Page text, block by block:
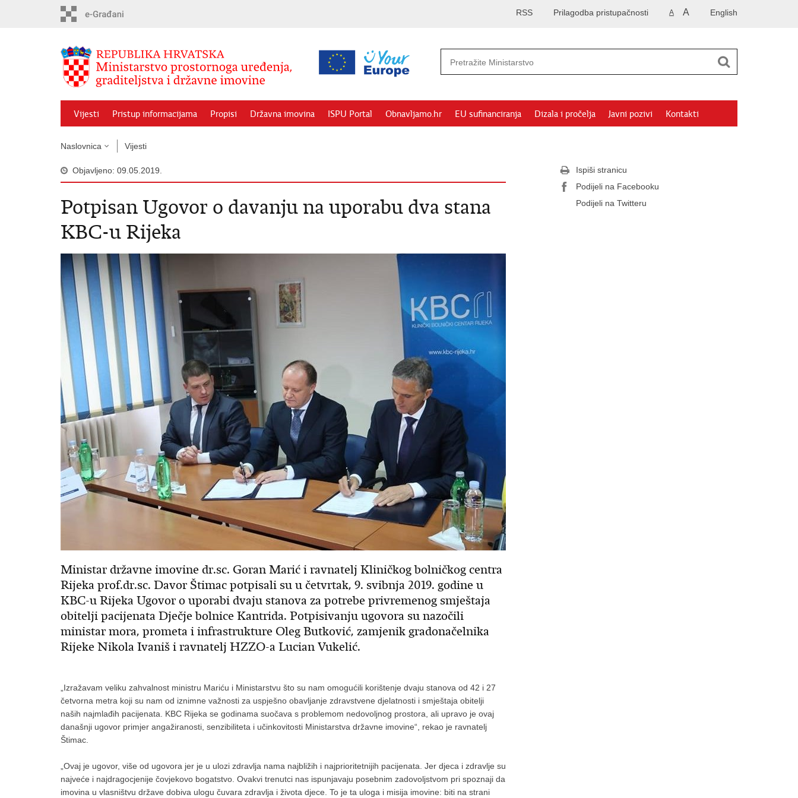
English
A A
Prilagodba pristupačnosti
RSS
Vijesti Pristup informacijama Propisi Državna imovina ISPU Portal Obnavljamo.hr EU sufinanciranja Dizala i pročelja Javni pozivi Kontakti
Naslovnica Vijesti
Objavljeno: 09.05.2019.
Potpisan Ugovor o davanju na uporabu dva stana
KBC-u Rijeka
Ministar državne imovine dr.sc. Goran Marić i ravnatelj Kliničkog bolničkog centra
Rijeka prof.dr.sc. Davor Štimac potpisali su u četvrtak, 9. svibnja 2019. godine u
KBC-u Rijeka Ugovor o uporabi dvaju stanova za potrebe privremenog smještaja
obitelji pacijenata Dječje bolnice Kantrida. Potpisivanju ugovora su nazočili
ministar mora, prometa i infrastrukture Oleg Butković, zamjenik gradonačelnika
Rijeke Nikola Ivaniš i ravnatelj HZZO-a Lucian Vukelić.
„Izražavam veliku zahvalnost ministru Mariću i Ministarstvu što su nam omogućili korištenje dvaju stanova od 42 i 27
četvorna metra koji su nam od iznimne važnosti za uspješno obavljanje zdravstvene djelatnosti i smještaja obitelji
naših najmlađih pacijenata. KBC Rijeka se godinama suočava s problemom nedovoljnog prostora, ali upravo je ovaj
današnji ugovor primjer angažiranosti, senzibiliteta i učinkovitosti Ministarstva državne imovine“, rekao je ravnatelj
Štimac.
„Ovaj je ugovor, više od ugovora jer je u ulozi zdravlja nama najbližih i najprioritetnijih pacijenata. Jer djeca i zdravlje su
najveće i najdragocjenije čovjekovo bogatstvo. Ovakvi trenutci nas ispunjavaju posebnim zadovoljstvom pri spoznaji da
imovina u vlasništvu države dobiva ulogu čuvara zdravlja i života djece. To je ta uloga i misija imovine: biti na strani
Ispiši stranicu
Podijeli na Facebooku
Podijeli na Twitteru